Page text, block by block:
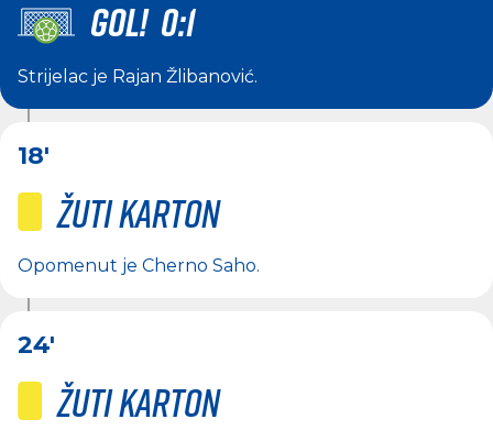
GOL! 0:1
Strijelac je Rajan Žlibanović.
18'
Žuti karton
Opomenut je Cherno Saho.
24'
Žuti karton